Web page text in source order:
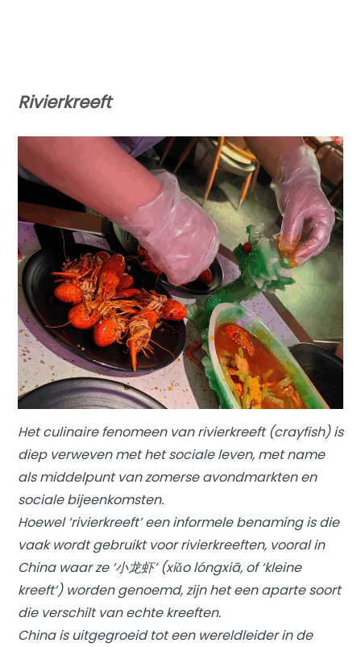
Rivierkreeft
Het culinaire fenomeen van rivierkreeft (crayfish) is
diep verweven met het sociale leven, met name
als middelpunt van zomerse avondmarkten en
sociale bijeenkomsten.
Hoewel ‘rivierkreeft’ een informele benaming is die
vaak wordt gebruikt voor rivierkreeften, vooral in
China waar ze ‘小龙虾’ (xiǎo lóngxiā, of ‘kleine
kreeft’) worden genoemd, zijn het een aparte soort
die verschilt van echte kreeften.
China is uitgegroeid tot een wereldleider in de